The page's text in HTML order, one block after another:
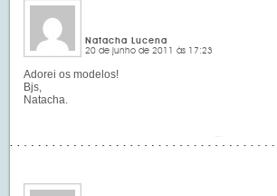
Natacha Lucena
20 de junho de 2011 às 17:23
Adorei os modelos!
Bjs,
Natacha.